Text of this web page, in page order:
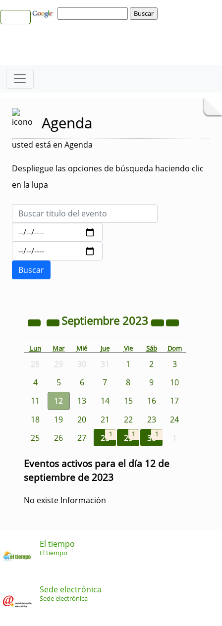
Agenda
usted está en Agenda
Despliegue las opciones de búsqueda haciendo clic
en la lupa
Septiembre 2023
Lun Mar Mié Jue Vie Sáb Dom
28 29 30 31 1 2
3
4
5 6 7 8 9
10
11
12 13 14 15 16
17
18
19 20 21 22 23
24
25
26 27 281 291 301 1
Eventos activos para el día 12 de
septiembre de 2023
No existe Información
El tiempo
El tiempo
Sede electrónica
Sede electrónica